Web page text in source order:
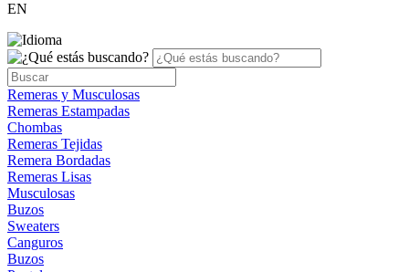
EN
Remeras y Musculosas
Remeras Estampadas
Chombas
Remeras Tejidas
Remera Bordadas
Remeras Lisas
Musculosas
Buzos
Sweaters
Canguros
Buzos